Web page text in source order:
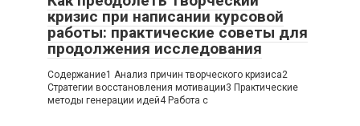
кризис при написании курсовой
работы: практические советы для
продолжения исследования
Содержание1 Анализ причин творческого кризиса2
Стратегии восстановления мотивации3 Практические
методы генерации идей4 Работа с